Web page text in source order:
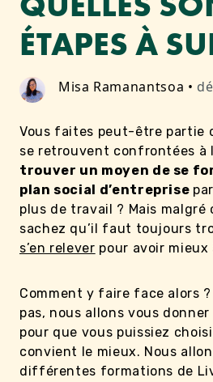
ÉTAPES À
Misa Ramanantsoa •
Vous faites peut-être partie
se retrouvent confrontées
trouver un moyen de se
plan social d’entreprise
plus de travail ? Mais
sachez qu’il faut toujours
s’en relever pour avoir mieux
Comment y faire face alors
pas, nous allons vous
pour que vous puissiez
convient le mieux. Nous
différentes formations de